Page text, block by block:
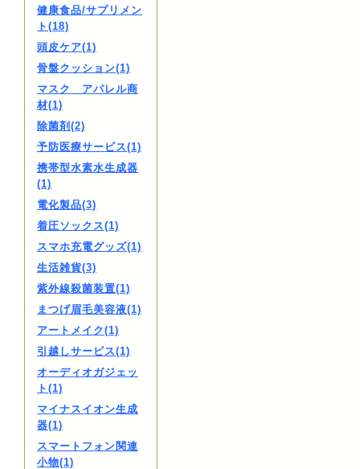
健康食品/サプリメン
ト(18)
頭皮ケア(1)
骨盤クッション(1)
マスク アパレル商
材(1)
除菌剤(2)
予防医療サービス(1)
携帯型水素水生成器
(1)
電化製品(3)
着圧ソックス(1)
スマホ充電グッズ(1)
生活雑貨(3)
紫外線殺菌装置(1)
まつげ眉毛美容液(1)
アートメイク(1)
引越しサービス(1)
オーディオガジェッ
ト(1)
マイナスイオン生成
器(1)
スマートフォン関連
小物(1)